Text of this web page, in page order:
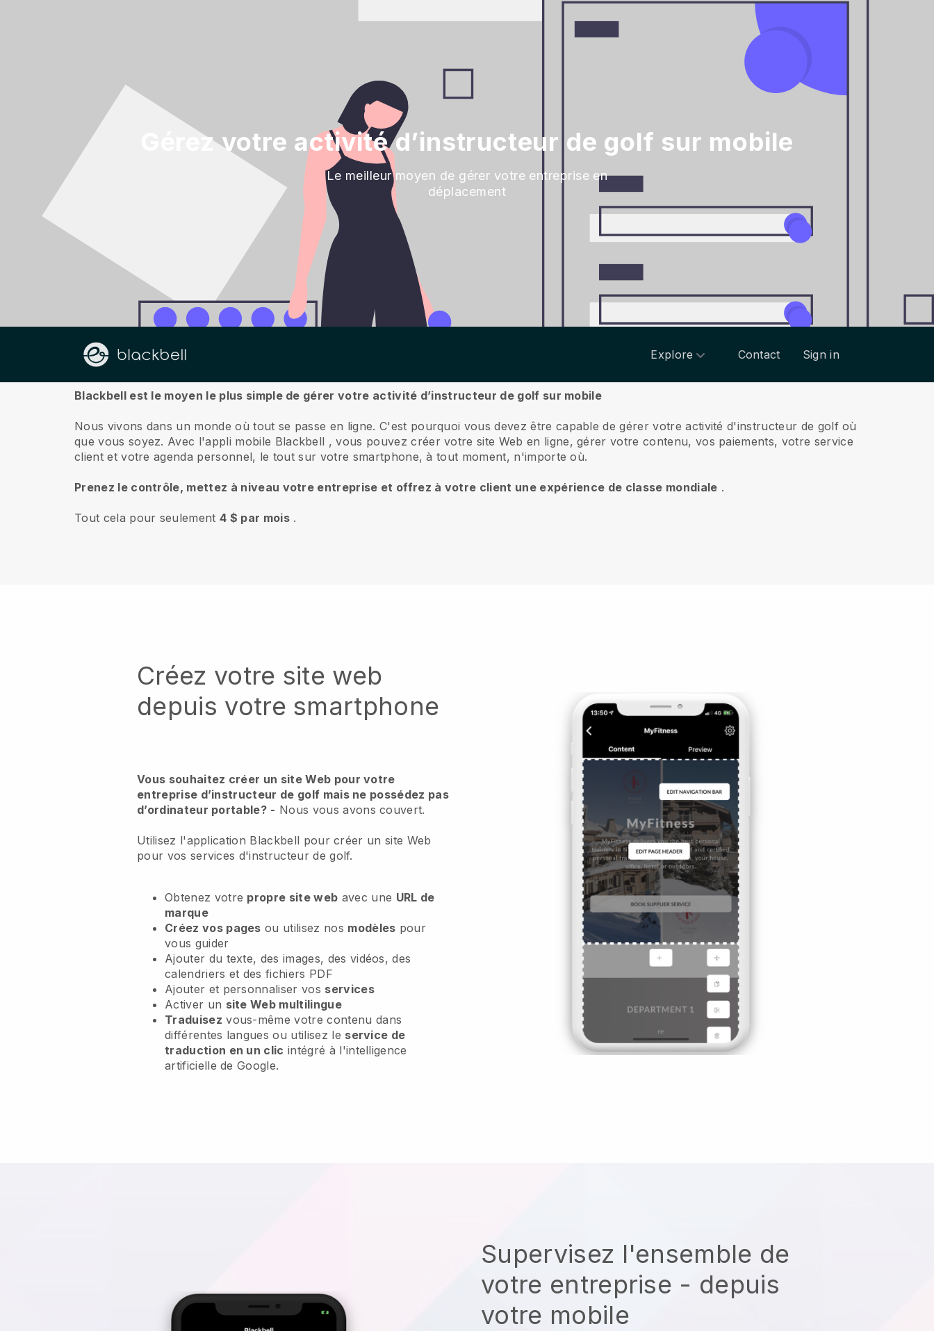
Gérez votre activité d’instructeur de golf sur mobile
Le meilleur moyen de gérer votre entreprise en
déplacement
Explore Contact Sign in
À propos de nous
Blackbell est le moyen le plus simple de gérer votre activité d’instructeur de golf sur mobile
Nous vivons dans un monde où tout se passe en ligne. C'est pourquoi vous devez être capable de gérer votre activité d'instructeur de golf où
que vous soyez. Avec l'appli mobile Blackbell , vous pouvez créer votre site Web en ligne, gérer votre contenu, vos paiements, votre service
client et votre agenda personnel, le tout sur votre smartphone, à tout moment, n'importe où.
Prenez le contrôle, mettez à niveau votre entreprise et offrez à votre client une expérience de classe mondiale .
Tout cela pour seulement 4 $ par mois.
Créez votre site web
depuis votre smartphone
Vous souhaitez créer un site Web pour votre
entreprise d’instructeur de golf mais ne possédez pas
d’ordinateur portable? - Nous vous avons couvert.
Utilisez l'application Blackbell pour créer un site Web
pour vos services d'instructeur de golf.
Obtenez votre propre site web avec une URL de
marque
Créez vos pages ou utilisez nos modèles pour
vous guider
Ajouter du texte, des images, des vidéos, des
calendriers et des fichiers PDF
Ajouter et personnaliser vos services
Activer un site Web multilingue
Traduisez vous-même votre contenu dans
différentes langues ou utilisez le service de
traduction en un clic intégré à l'intelligence
artificielle de Google.
Supervisez l'ensemble de
votre entreprise - depuis
votre mobile